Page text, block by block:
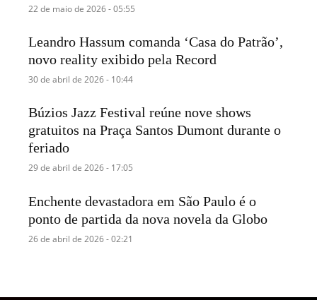
22 de maio de 2026 - 05:55
Leandro Hassum comanda ‘Casa do Patrão’,
novo reality exibido pela Record
30 de abril de 2026 - 10:44
Búzios Jazz Festival reúne nove shows
gratuitos na Praça Santos Dumont durante o
feriado
29 de abril de 2026 - 17:05
Enchente devastadora em São Paulo é o
ponto de partida da nova novela da Globo
26 de abril de 2026 - 02:21